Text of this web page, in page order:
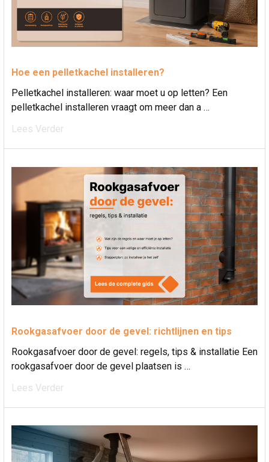
Hoe een pelletkachel installeren?
Pelletkachel installeren: waar moet u op letten? Een
pelletkachel installeren vraagt om meer dan a …
Lees Verder
Rookgasafvoer door de gevel: richtlijnen en tips
Rookgasafvoer door de gevel: regels, tips & installatie Een
rookgasafvoer door de gevel plaatsen is …
Lees Verder